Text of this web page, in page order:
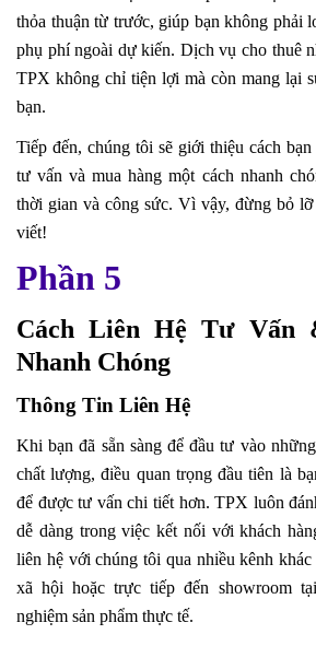
thỏa thuận từ trước, giúp bạn không phải
phụ phí ngoài dự kiến. Dịch vụ cho thuê
TPX không chỉ tiện lợi mà còn mang lại
bạn.
Tiếp đến, chúng tôi sẽ giới thiệu cách
tư vấn và mua hàng một cách nhanh
thời gian và công sức. Vì vậy, đừng bỏ lỡ
viết!
Phần 5
Cách Liên Hệ Tư Vấn
Nhanh Chóng
Thông Tin Liên Hệ
Khi bạn đã sẵn sàng để đầu tư vào
chất lượng, điều quan trọng đầu tiên là
để được tư vấn chi tiết hơn. TPX luôn
dễ dàng trong việc kết nối với khách
liên hệ với chúng tôi qua nhiều kênh
xã hội hoặc trực tiếp đến showroom
nghiệm sản phẩm thực tế.